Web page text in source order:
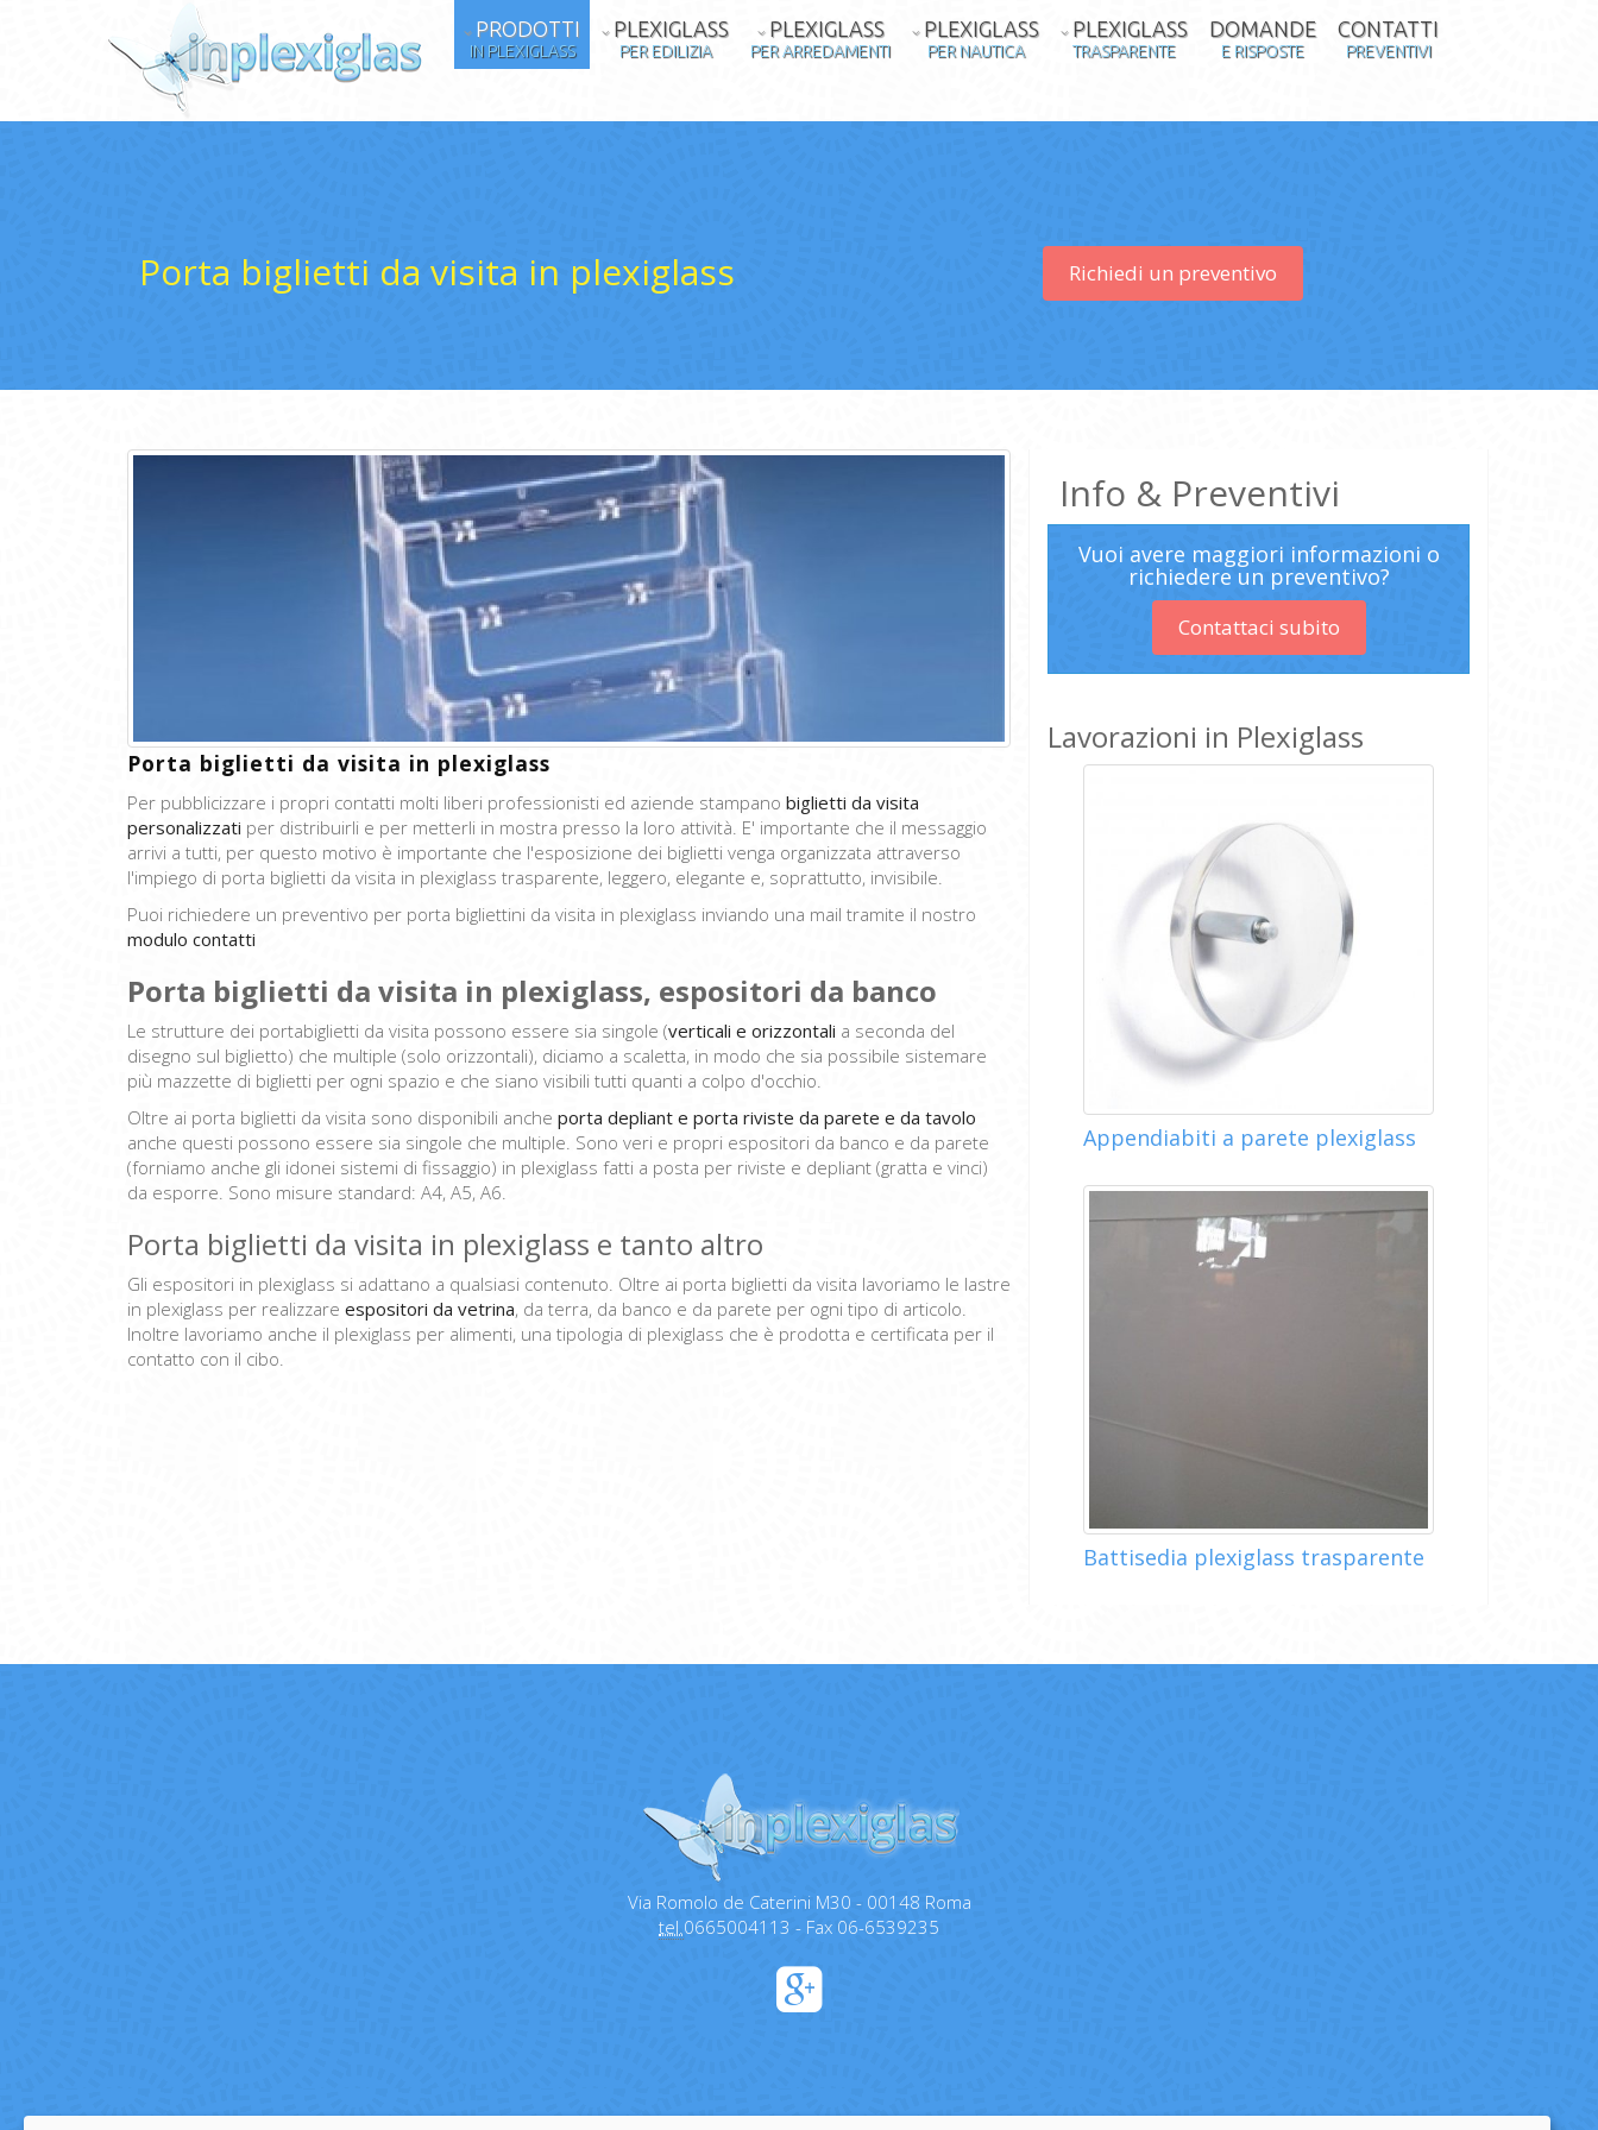
PRODOTTI
IN PLEXIGLASS
PLEXIGLASS
PER EDILIZIA
PLEXIGLASS
PER ARREDAMENTI
PLEXIGLASS
PER NAUTICA
PLEXIGLASS
TRASPARENTE
DOMANDE
E RISPOSTE
CONTATTI
PREVENTIVI
Porta biglietti da visita in plexiglass Richiedi un preventivo
Porta biglietti da visita in plexiglass
Per pubblicizzare i propri contatti molti liberi professionisti ed aziende stampano biglietti da visita
personalizzati per distribuirli e per metterli in mostra presso la loro attività. E' importante che il messaggio
arrivi a tutti, per questo motivo è importante che l'esposizione dei biglietti venga organizzata attraverso
l'impiego di porta biglietti da visita in plexiglass trasparente, leggero, elegante e, soprattutto, invisibile.
Puoi richiedere un preventivo per porta bigliettini da visita in plexiglass inviando una mail tramite il nostro
modulo contatti
Porta biglietti da visita in plexiglass, espositori da banco
Le strutture dei portabiglietti da visita possono essere sia singole (verticali e orizzontali a seconda del
disegno sul biglietto) che multiple (solo orizzontali), diciamo a scaletta, in modo che sia possibile sistemare
più mazzette di biglietti per ogni spazio e che siano visibili tutti quanti a colpo d'occhio.
Oltre ai porta biglietti da visita sono disponibili anche porta depliant e porta riviste da parete e da tavolo
anche questi possono essere sia singole che multiple. Sono veri e propri espositori da banco e da parete
(forniamo anche gli idonei sistemi di fissaggio) in plexiglass fatti a posta per riviste e depliant (gratta e vinci)
da esporre. Sono misure standard: A4, A5, A6.
Porta biglietti da visita in plexiglass e tanto altro
Gli espositori in plexiglass si adattano a qualsiasi contenuto. Oltre ai porta biglietti da visita lavoriamo le lastre
in plexiglass per realizzare espositori da vetrina, da terra, da banco e da parete per ogni tipo di articolo.
Inoltre lavoriamo anche il plexiglass per alimenti, una tipologia di plexiglass che è prodotta e certificata per il
contatto con il cibo.
Info & Preventivi
Vuoi avere maggiori informazioni o
richiedere un preventivo?
Contattaci subito
Lavorazioni in Plexiglass
Appendiabiti a parete plexiglass
Battisedia plexiglass trasparente
Via Romolo de Caterini M30 - 00148 Roma
tel.0665004113 - Fax 06-6539235